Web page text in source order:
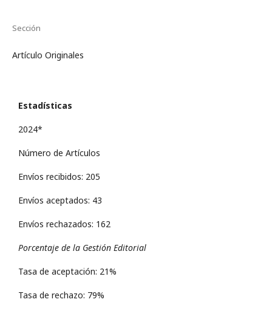
Sección
Artículo Originales
Estadísticas
2024*
Número de Artículos
Envíos recibidos: 205
Envíos aceptados: 43
Envíos rechazados: 162
Porcentaje de la Gestión Editorial
Tasa de aceptación: 21%
Tasa de rechazo: 79%